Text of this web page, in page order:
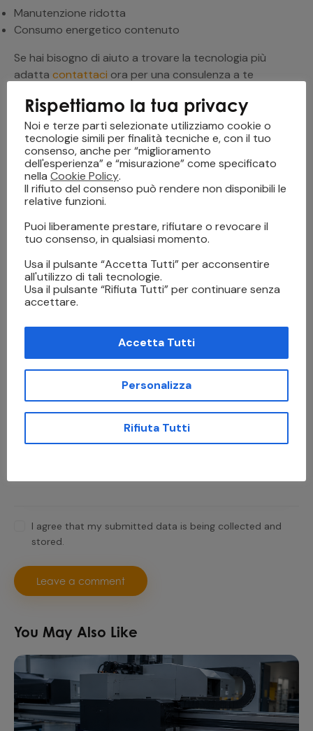
Manutenzione ridotta
Consumo energetico contenuto
Se hai bisogno di aiuto a trovare la tecnologia più
adatta contattaci ora per una consulenza a te
plotter flatbed stampante flatbed
PREVIOUS
Stampa Digitale su
Tessuto: come funziona
NEXT
Ricamo a Macchina
Leave a comment
la prossima volta che commento.
I agree that my submitted data is being collected and
stored.
You May Also Like
Rispettiamo la tua privacy
Noi e terze parti selezionate utilizziamo cookie o
tecnologie simili per finalità tecniche e, con il tuo
consenso, anche per “miglioramento
dell'esperienza” e “misurazione” come specificato
nella Cookie Policy.
Il rifiuto del consenso può rendere non disponibili le
relative funzioni.
Puoi liberamente prestare, rifiutare o revocare il
tuo consenso, in qualsiasi momento.
Usa il pulsante “Accetta Tutti” per acconsentire
all'utilizzo di tali tecnologie.
Usa il pulsante “Rifiuta Tutti” per continuare senza
accettare.
Accetta Tutti
Personalizza
Rifiuta Tutti